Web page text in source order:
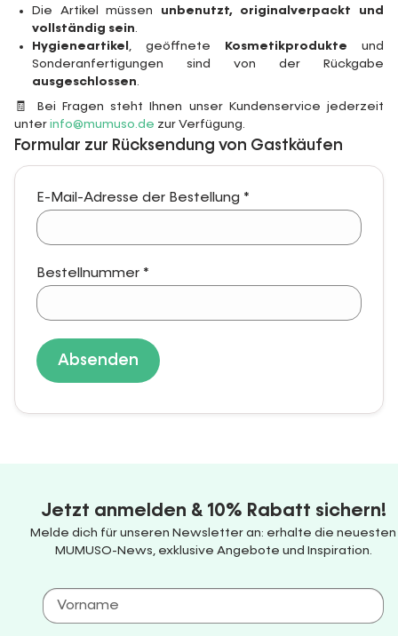
Die Artikel müssen unbenutzt, originalverpackt und
vollständig sein.
Hygieneartikel , geöffnete Kosmetikprodukte und
Sonderanfertigungen sind von der Rückgabe
ausgeschlossen.
🧾 Bei Fragen steht Ihnen unser Kundenservice jederzeit
unter info@mumuso.de zur Verfügung.
Formular zur Rücksendung von Gastkäufen
E-Mail-Adresse der Bestellung *
Bestellnummer *
Absenden
Jetzt anmelden & 10% Rabatt sichern!
Melde dich für unseren Newsletter an: erhalte die neuesten
MUMUSO-News, exklusive Angebote und Inspiration.